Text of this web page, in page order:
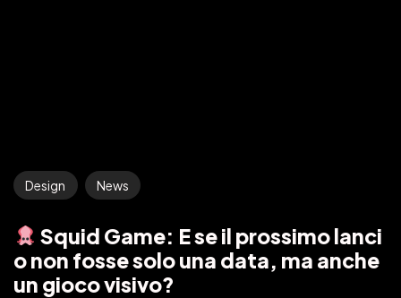
Design News
Squid Game: E se il prossimo lanci
o non fosse solo una data, ma anche
un gioco visivo?